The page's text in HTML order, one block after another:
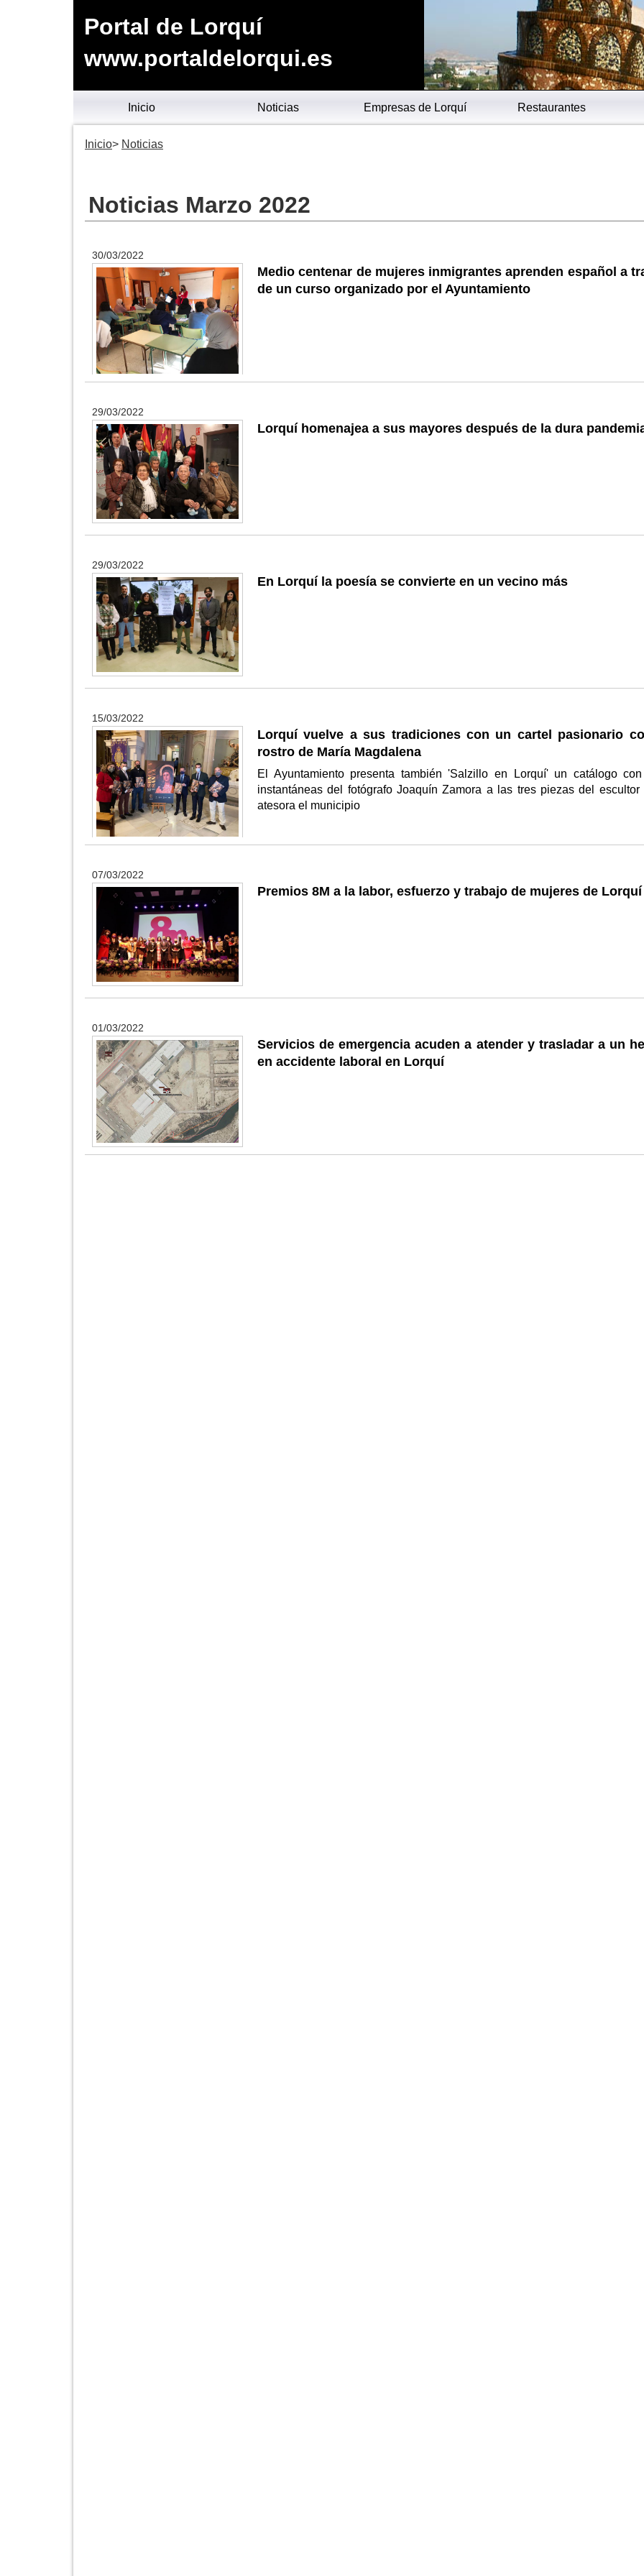
Portal de Lorquí
www.portaldelorqui.es
Inicio Noticias Empresas de Lorquí Restaurantes
Inicio Noticias
Noticias Marzo 2022
30/03/2022
Medio centenar de mujeres inmigrantes aprenden español a
de un curso organizado por el Ayuntamiento
29/03/2022
Lorquí homenajea a sus mayores después de la dura
29/03/2022
En Lorquí la poesía se convierte en un vecino más
15/03/2022
Lorquí vuelve a sus tradiciones con un cartel pasionario
rostro de María Magdalena
El Ayuntamiento presenta también 'Salzillo en Lorquí' un catálogo
instantáneas del fotógrafo Joaquín Zamora a las tres piezas del escultor
atesora el municipio
07/03/2022
Premios 8M a la labor, esfuerzo y trabajo de mujeres de Lorquí
01/03/2022
Servicios de emergencia acuden a atender y trasladar a un
en accidente laboral en Lorquí